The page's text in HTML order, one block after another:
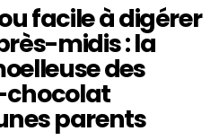
facile à digérer
midis : la
des
chocolat
parents